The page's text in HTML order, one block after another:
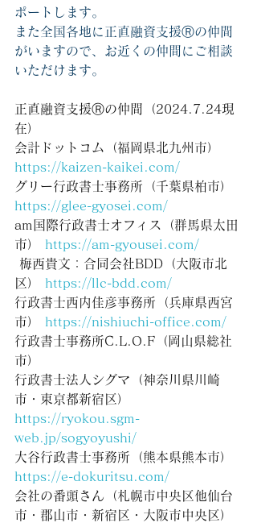
ポートします。
また全国各地に正直融資支援Ⓡの仲間
がいますので、お近くの仲間にご相談
いただけます。
正直融資支援Ⓡの仲間（2024.7.24現
在）
会計ドットコム（福岡県北九州市）
https://kaizen-kaikei.com/
グリー行政書士事務所（千葉県柏市）
https://glee-gyosei.com/
am国際行政書士オフィス（群馬県太田
市） https://am-gyousei.com/
区） https://llc-bdd.com/
行政書士西内佳彦事務所（兵庫県西宮
市） https://nishiuchi-office.com/
行政書士事務所C.L.O.F（岡山県総社
市）
​行政書士法人シグマ（神奈川県川崎
市・東京都新宿区）
https://ryokou.sgm-
web.jp/sogyoyushi/
​大谷行政書士事務所（熊本県熊本市）
https://e-dokuritsu.com/
会社の番頭さん（札幌市中央区他仙台
市・郡山市・新宿区・大阪市中央区）